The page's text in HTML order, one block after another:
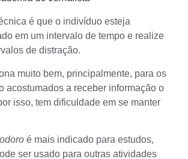
é que o indivíduo esteja
em um intervalo de tempo e realize
de distração.
muito bem, principalmente, para os
acostumados a receber informação o
isso, tem dificuldade em se manter
é mais indicado para estudos,
ser usado para outras atividades